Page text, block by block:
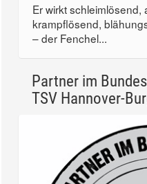
Er wirkt schleimlösend,
krampflösend,
– der Fenchel...
Partner im
TSV Hannover-